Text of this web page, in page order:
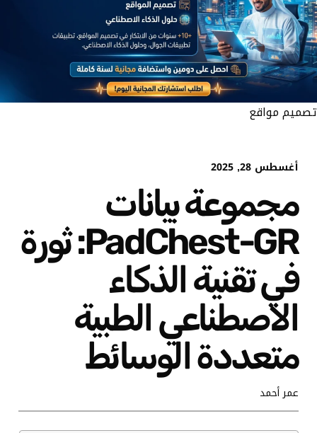
تصميم مواقع
أغسطس 28, 2025
مجموعة بيانات
PadChest-GR: ثورة
في تقنية الذكاء
الاصطناعي الطبية
متعددة الوسائط
عمر أحمد